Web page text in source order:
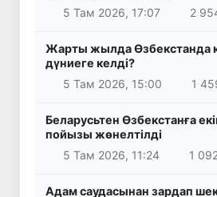
5 Там 2026, 17:07
2
Жарты жылда Өзбекстанда
дүниеге келді?
5 Там 2026, 15:00
1
Беларусьтен Өзбекстанға
пойызы жөнелтілді
5 Там 2026, 11:24
1
Адам саудасынан зардап